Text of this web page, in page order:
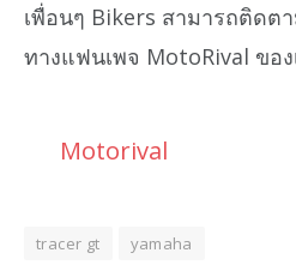
เพื่อนๆ Bikers สามารถติดต
ทางแฟนเพจ MotoRival ของ
Motorival
tracer gt yamaha